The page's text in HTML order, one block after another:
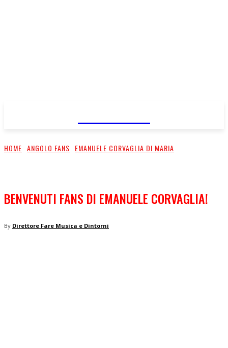
HOME ANGOLO FANS EMANUELE CORVAGLIA DI MARIA
BENVENUTI FANS DI EMANUELE CORVAGLIA!
By Direttore Fare Musica e Dintorni